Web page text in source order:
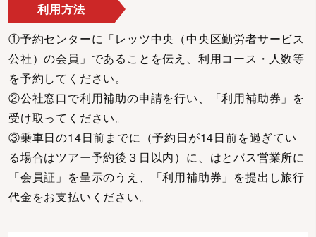
利用方法
①予約センターに「レッツ中央（中央区勤労者サービス
公社）の会員」であることを伝え、利用コース・人数等
を予約してください。
②公社窓口で利用補助の申請を行い、「利用補助券」を
受け取ってください。
③乗車日の14日前までに（予約日が14日前を過ぎてい
る場合はツアー予約後３日以内）に、はとバス営業所に
「会員証」を呈示のうえ、「利用補助券」を提出し旅行
代金をお支払いください。